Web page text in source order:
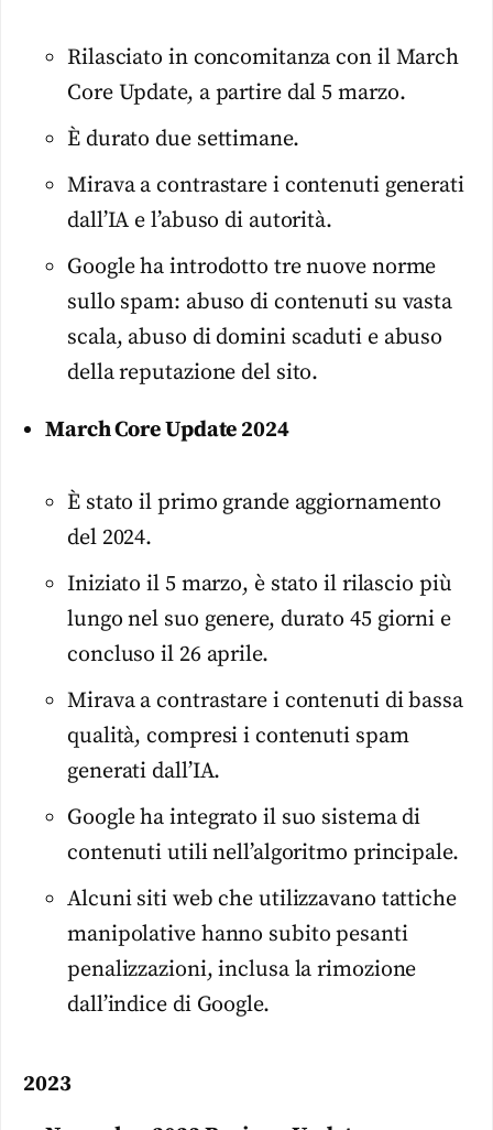
Rilasciato in concomitanza con il March
Core Update, a partire dal 5 marzo.
È durato due settimane.
Mirava a contrastare i contenuti generati
dall’IA e l’abuso di autorità.
Google ha introdotto tre nuove norme
sullo spam: abuso di contenuti su vasta
scala, abuso di domini scaduti e abuso
della reputazione del sito.
March Core Update 2024
È stato il primo grande aggiornamento
del 2024.
Iniziato il 5 marzo, è stato il rilascio più
lungo nel suo genere, durato 45 giorni e
concluso il 26 aprile.
Mirava a contrastare i contenuti di bassa
qualità, compresi i contenuti spam
generati dall’IA.
Google ha integrato il suo sistema di
contenuti utili nell’algoritmo principale.
Alcuni siti web che utilizzavano tattiche
manipolative hanno subito pesanti
penalizzazioni, inclusa la rimozione
dall’indice di Google.
2023